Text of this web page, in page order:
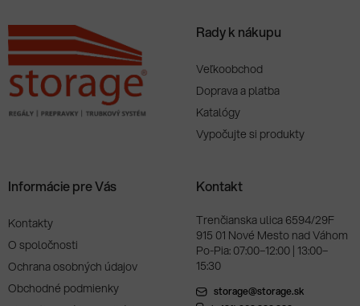
Rady k nákupu
Veľkoobchod
Doprava a platba
Katalógy
Vypočujte si produkty
Informácie pre Vás
Kontakty
O spoločnosti
Ochrana osobných údajov
Obchodné podmienky
Kontakt
Trenčianska ulica 6594/29F
915 01 Nové Mesto nad Váhom
Po-Pia: 07:00–12:00 | 13:00–
15:30
storage@storage.sk